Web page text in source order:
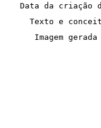
Data da criação
Texto e
Imagem